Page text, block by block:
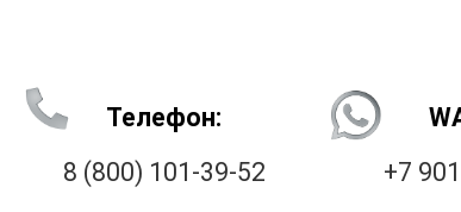
Телефон:
8 (800) 101-39-52
+7